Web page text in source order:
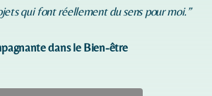
qui font réellement du sens pour moi.”
dans le Bien-être